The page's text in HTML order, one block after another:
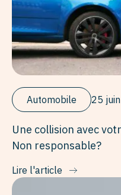
Automobile 25
Une collision avec
Non responsable?
Lire l'article